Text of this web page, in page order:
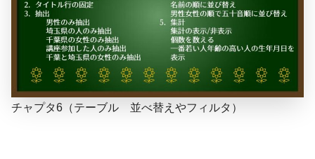
チャプタ6（テーブル 並べ替えやフィルタ）